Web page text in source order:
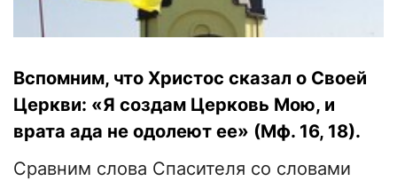
Вспомним, что Христос сказал о Своей
Церкви: «Я создам Церковь Мою, и
врата ада не одолеют ее» (Мф. 16, 18).
Сравним слова Спасителя со словами